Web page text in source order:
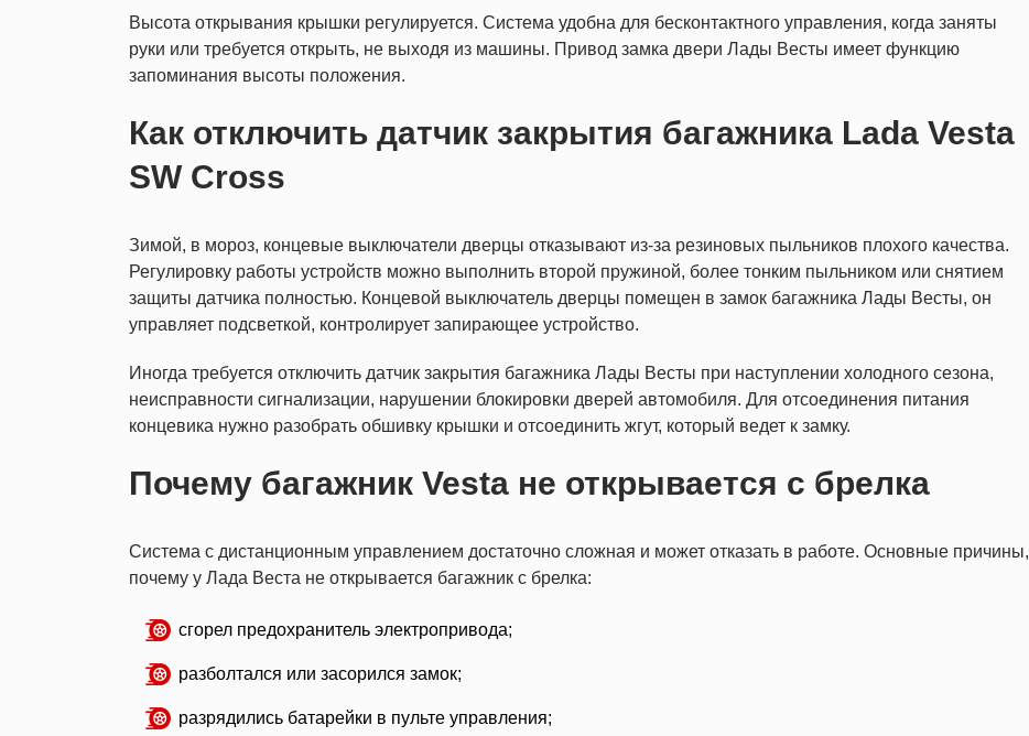
Высота открывания крышки регулируется. Система удобна для бесконтактного управления, когда заняты
руки или требуется открыть, не выходя из машины. Привод замка двери Лады Весты имеет функцию
запоминания высоты положения.
Как отключить датчик закрытия багажника Lada Vesta
SW Cross
Зимой, в мороз, концевые выключатели дверцы отказывают из-за резиновых пыльников плохого качества.
Регулировку работы устройств можно выполнить второй пружиной, более тонким пыльником или снятием
защиты датчика полностью. Концевой выключатель дверцы помещен в замок багажника Лады Весты, он
управляет подсветкой, контролирует запирающее устройство.
Иногда требуется отключить датчик закрытия багажника Лады Весты при наступлении холодного сезона,
неисправности сигнализации, нарушении блокировки дверей автомобиля. Для отсоединения питания
концевика нужно разобрать обшивку крышки и отсоединить жгут, который ведет к замку.
Почему багажник Vesta не открывается с брелка
Система с дистанционным управлением достаточно сложная и может отказать в работе. Основные причины,
почему у Лада Веста не открывается багажник с брелка:
сгорел предохранитель электропривода;
разболтался или засорился замок;
разрядились батарейки в пульте управления;